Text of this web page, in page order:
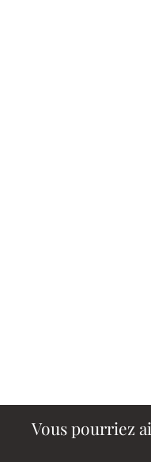
Vous pourriez